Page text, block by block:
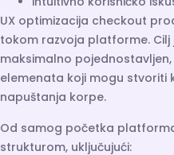
UX optimizacija checkout
tokom razvoja platforme.
maksimalno
elemenata koji mogu stvoriti
napuštanja korpe.
Od samog početka
strukturom, uključujući: